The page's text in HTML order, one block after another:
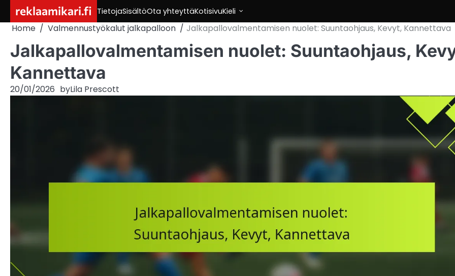
content
reklaamikari.fi TietojaSisältöOta yhteyttäKotisivuKieli
Home Valmennustyökalut jalkapalloon Jalkapallovalmentamisen nuolet: Suuntaohjaus, Kevyt, Kannettava
Jalkapallovalmentamisen nuolet: Suuntaohjaus,
Kannettava
20/01/2026 byLila Prescott